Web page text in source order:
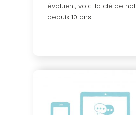
évoluent, voici la clé de
depuis 10 ans.